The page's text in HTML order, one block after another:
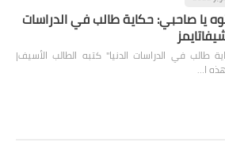
يا صاحبي: حكاية طالب في الدراسات
طالب في الدراسات الدنيا" كتبه الطالب الأسيف|
ا…